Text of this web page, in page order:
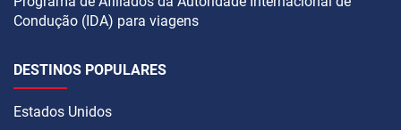
Condução (IDA) para viagens
DESTINOS POPULARES
Estados Unidos